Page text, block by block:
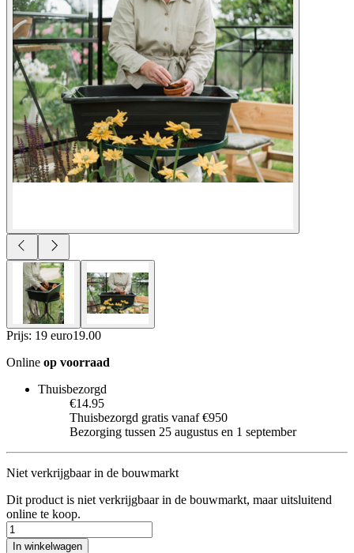
Prijs: 19 euro19.00
Online op voorraad
Thuisbezorgd
€14.95
Thuisbezorgd gratis vanaf €950
Bezorging tussen 25 augustus en 1 september
Niet verkrijgbaar in de bouwmarkt
Dit product is niet verkrijgbaar in de bouwmarkt, maar uitsluitend
online te koop.
In winkelwagen